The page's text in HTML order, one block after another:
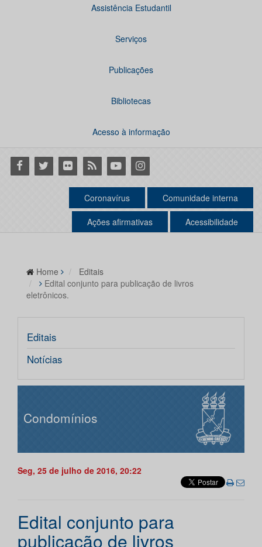
Assistência Estudantil
Serviços
Publicações
Bibliotecas
Acesso à informação
Facebook
Twitter Flickr RSS YoutubeInstagram
Coronavírus Comunidade interna
Ações afirmativas Acessibilidade
Home
Editais
Edital conjunto para publicação de livros
eletrônicos.
Editais
Notícias
Condomínios
Seg, 25 de julho de 2016, 20:22
Edital conjunto para
publicação de livros